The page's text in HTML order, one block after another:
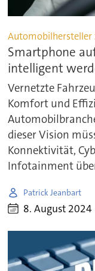
Automobilhersteller
Smartphone
intelligent
Vernetzte
Komfort und
dieser Vision
Konnektivität,
Infotainment
Patrick Jeanbart
8. August 2024